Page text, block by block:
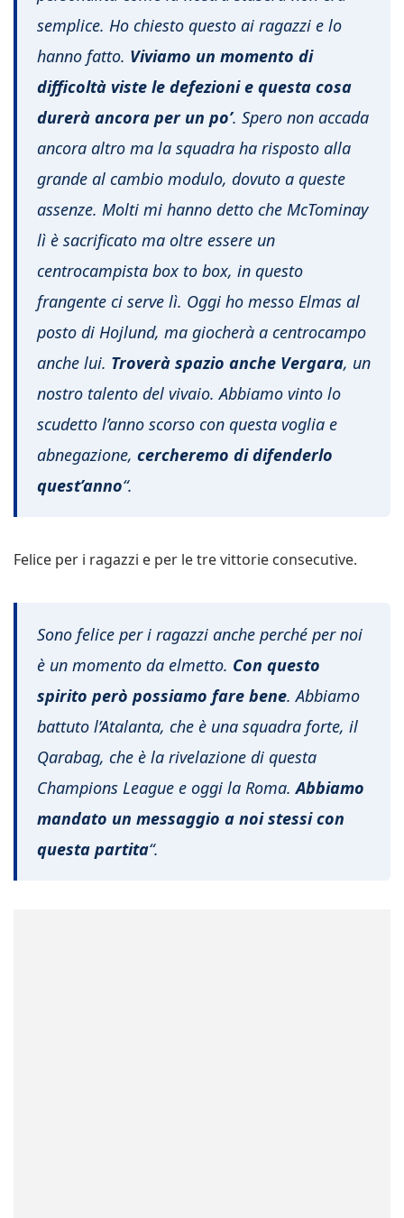
semplice. Ho chiesto questo ai ragazzi e lo
hanno fatto. Viviamo un momento di
difficoltà viste le defezioni e questa cosa
durerà ancora per un po’. Spero non accada
ancora altro ma la squadra ha risposto alla
grande al cambio modulo, dovuto a queste
assenze. Molti mi hanno detto che McTominay
lì è sacrificato ma oltre essere un
centrocampista box to box, in questo
frangente ci serve lì. Oggi ho messo Elmas al
posto di Hojlund, ma giocherà a centrocampo
anche lui. Troverà spazio anche Vergara, un
nostro talento del vivaio. Abbiamo vinto lo
scudetto l’anno scorso con questa voglia e
abnegazione, cercheremo di difenderlo
quest’anno“.
Felice per i ragazzi e per le tre vittorie consecutive.
Sono felice per i ragazzi anche perché per noi
è un momento da elmetto. Con questo
spirito però possiamo fare bene. Abbiamo
battuto l’Atalanta, che è una squadra forte, il
Qarabag, che è la rivelazione di questa
Champions League e oggi la Roma.Abbiamo
mandato un messaggio a noi stessi con
questa partita“.